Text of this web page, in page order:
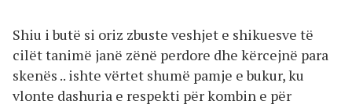
Shiu i butë si oriz zbuste veshjet e shikuesve të
cilët tanimë janë zënë perdore dhe kërcejnë para
skenës .. ishte vërtet shumë pamje e bukur, ku
vlonte dashuria e respekti për kombin e për